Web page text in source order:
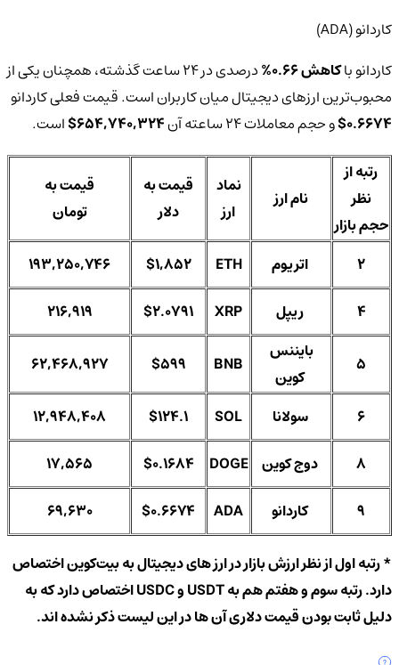
کاردانو (ADA)
کاردانو باکاهش 0.66%
درصدی در 24 ساعت گذشته، همچنان یکی از
محبوب‌ترین ارزهای دیجیتال میان کاربران است. قیمت فعلی کاردانو‌
0.6674$ و حجم معاملات 24 ساعته آن 654,740,324$ است.
قیمت به
تومان
قیمت به
دلار
نماد
ارز
نام ارز
رتبه از
نظر
حجم بازار
193,250,746
$1,852 ETH
2
216,919
$2.0791 XRP 4
62,468,927 $599 BNB
بایننس
5
12,948,408 $124.1 SOL
6
17,565
$0.1684 DOGE
8
69,630
$0.6674 ADA
* رتبه اول از نظر ارزش بازار در ارز های دیجیتال به بیت‌کوین اختصاص
دارد. رتبه سوم و هفتم هم به USDT و USDC اختصاص دارد که به
دلیل ثابت بودن قیمت دلاری آن ها در این لیست ذکر نشده اند.